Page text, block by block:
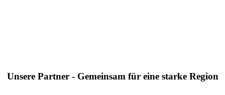
Unsere Partner - Gemeinsam für eine starke Region